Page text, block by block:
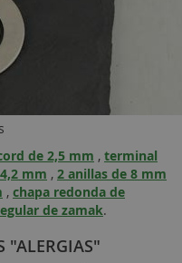
de 2,5 mm , terminal
mm , 2 anillas de 8 mm
, chapa redonda de
de zamak.
"ALERGIAS"